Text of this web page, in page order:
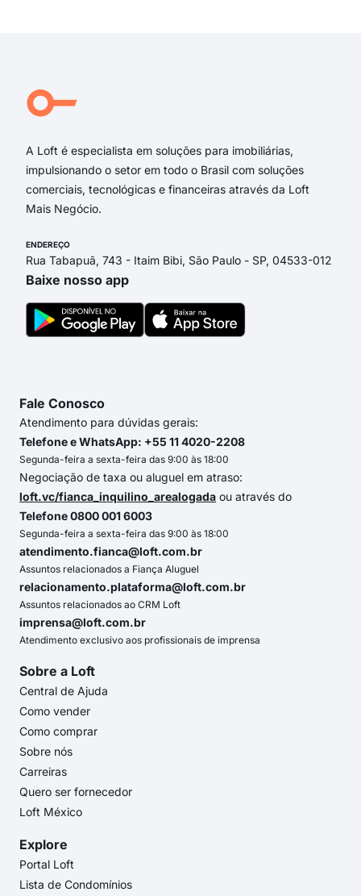
A Loft é especialista em soluções para imobiliárias,
impulsionando o setor em todo o Brasil com soluções
comerciais, tecnológicas e financeiras através da Loft
Mais Negócio.
ENDEREÇO
Rua Tabapuã, 743 - Itaim Bibi, São Paulo - SP, 04533-012
Baixe nosso app
Fale Conosco
Atendimento para dúvidas gerais:
Telefone e WhatsApp: +55 11 4020-2208
Segunda-feira a sexta-feira das 9:00 às 18:00
Negociação de taxa ou aluguel em atraso:
loft.vc/fianca_inquilino_arealogada ou através do
Telefone 0800 001 6003
Segunda-feira a sexta-feira das 9:00 às 18:00
atendimento.fianca@loft.com.br
Assuntos relacionados a Fiança Aluguel
relacionamento.plataforma@loft.com.br
Assuntos relacionados ao CRM Loft
imprensa@loft.com.br
Atendimento exclusivo aos profissionais de imprensa
Sobre a Loft
Central de Ajuda
Como vender
Como comprar
Sobre nós
Carreiras
Quero ser fornecedor
Loft México
Explore
Portal Loft
Lista de Condomínios